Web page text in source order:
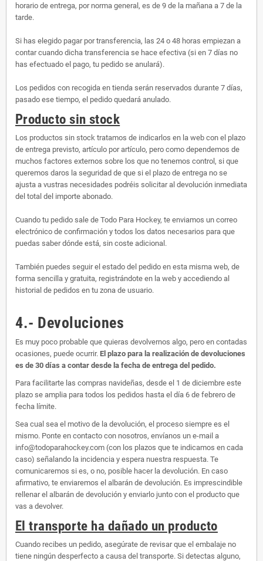
horario de entrega, por norma general, es de 9 de la mañana a 7 de la
tarde.
Si has elegido pagar por transferencia, las 24 o 48 horas empiezan a
contar cuando dicha transferencia se hace efectiva (si en 7 días no
has efectuado el pago, tu pedido se anulará).
Los pedidos con recogida en tienda serán reservados durante 7 días,
pasado ese tiempo, el pedido quedará anulado.
Producto sin stock
Los productos sin stock tratamos de indicarlos en la web con el plazo
de entrega previsto, artículo por artículo, pero como dependemos de
muchos factores externos sobre los que no tenemos control, si que
queremos daros la seguridad de que si el plazo de entrega no se
ajusta a vustras necesidades podréis solicitar al devolución inmediata
del total del importe abonado.
Cuando tu pedido sale de Todo Para Hockey, te enviamos un correo
electrónico de confirmación y todos los datos necesarios para que
puedas saber dónde está, sin coste adicional.
También puedes seguir el estado del pedido en esta misma web, de
forma sencilla y gratuita, registrándote en la web y accediendo al
historial de pedidos en tu zona de usuario.
4.- Devoluciones
Es muy poco probable que quieras devolvernos algo, pero en contadas
ocasiones, puede ocurrir. El plazo para la realización de devoluciones
es de 30 días a contar desde la fecha de entrega del pedido.
Para facilitarte las compras navideñas, desde el 1 de diciembre este
plazo se amplia para todos los pedidos hasta el día 6 de febrero de
fecha límite.
Sea cual sea el motivo de la devolución, el proceso siempre es el
mismo. Ponte en contacto con nosotros, envíanos un e-mail a
info@todoparahockey.com (con los plazos que te indicamos en cada
caso) señalando la incidencia y espera nuestra respuesta. Te
comunicaremos si es, o no, posible hacer la devolución. En caso
afirmativo, te enviaremos el albarán de devolución. Es imprescindible
rellenar el albarán de devolución y enviarlo junto con el producto que
vas a devolver.
El transporte ha dañado un producto
Cuando recibes un pedido, asegúrate de revisar que el embalaje no
tiene ningún desperfecto a causa del transporte. Si detectas alguno,